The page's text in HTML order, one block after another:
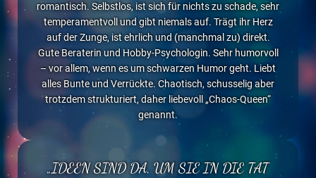
romantisch. Selbstlos, ist sich für nichts zu schade, sehr
temperamentvoll und gibt niemals auf. Trägt ihr Herz
auf der Zunge, ist ehrlich und (manchmal zu) direkt.
Gute Beraterin und Hobby-Psychologin. Sehr humorvoll
– vor allem, wenn es um schwarzen Humor geht. Liebt
alles Bunte und Verrückte. Chaotisch, schusselig aber
trotzdem strukturiert, daher liebevoll „Chaos-Queen“
genannt.
„IDEEN SIND DA, UM SIE IN DIE TAT